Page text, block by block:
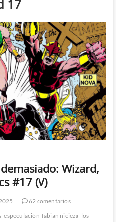
17
Wizard,
#17 (V)
62 comentarios
especulación fabian nicieza los